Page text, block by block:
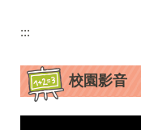
:::
校園影音